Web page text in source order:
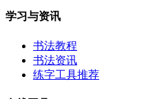
学习与资讯
书法教程
书法资讯
练字工具推荐